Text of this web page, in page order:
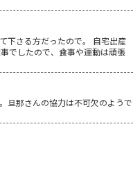
下さる方だったので。 自宅出産
でしたので、食事や運動は頑張
旦那さんの協力は不可欠のようで